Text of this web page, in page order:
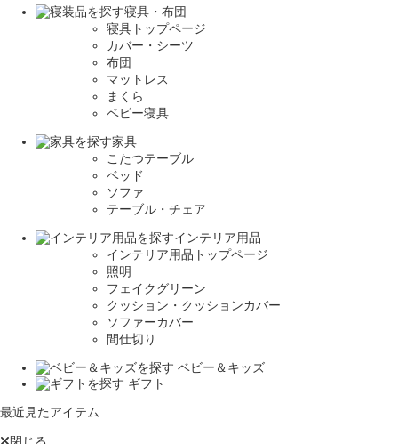
寝具・布団
寝具トップページ
カバー・シーツ
布団
マットレス
まくら
ベビー寝具
家具
こたつテーブル
ベッド
ソファ
テーブル・チェア
インテリア用品
インテリア用品トップページ
照明
フェイクグリーン
クッション・クッションカバー
ソファーカバー
間仕切り
ベビー＆キッズ
ギフト
最近見たアイテム
閉じる